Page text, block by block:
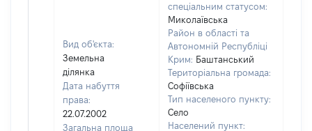
Вид об'єкта:
Земельна
ділянка
Дата набуття
права:
22.07.2002
Загальна площа
спеціальним статусом:
Миколаївська
Район в області та
Автономній Республіці
Крим: Баштанський
Територіальна громада:
Софіївська
Тип населеного пункту:
Село
Населений пункт: